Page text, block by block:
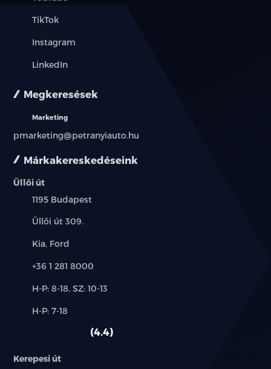
ESP (menetstabilizátor)
fedélzeti komputer
fékasszisztens
függönylégzsák
fűthető első ülés
hátsó fejtámlák
indításgátló (immobiliser)
ködlámpa
könnyűfém felni
Márkakereskedéseink
Üllői út
Település:
1195 Budapest
Cím:
Üllői út 309.
Márkák:
Kia, Ford
Telefon:
+36 1 281 8000
Új-
használt
H-P: 8-18, SZ: 10-13
Alkatrész,
H-P: 7-18
4.4
Kerepesi út
TikTok
Instagram
LinkedIn
Megkeresések
Marketing
pmarketing@petranyiauto.hu